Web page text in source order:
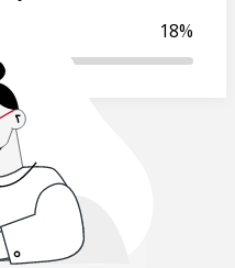
18%